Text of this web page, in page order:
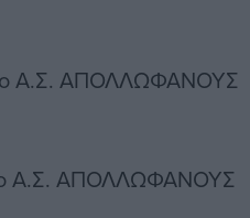
Α.Σ. ΑΠΟΛΛΩΦΑΝΟΥΣ
Α.Σ. ΑΠΟΛΛΩΦΑΝΟΥΣ